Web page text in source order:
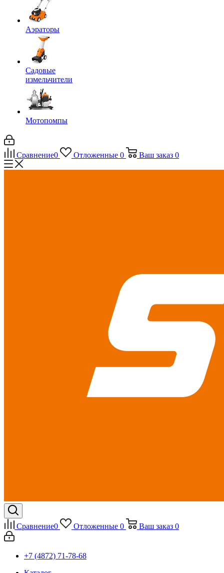
Аэраторы
Садовые
измельчители
Мотопомпы
Сравнение0 Отложенные 0 Ваш заказ 0
Сравнение0 Отложенные 0 Ваш заказ 0
+7 (4872) 71-78-68